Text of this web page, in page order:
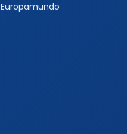
Europamundo